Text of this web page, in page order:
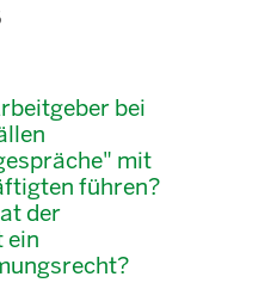
bei
mit
führen?
der
ein